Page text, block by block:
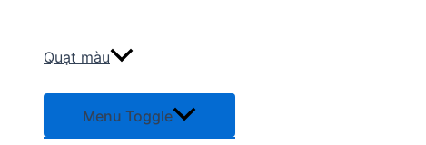
Quạt màu
Menu Toggle